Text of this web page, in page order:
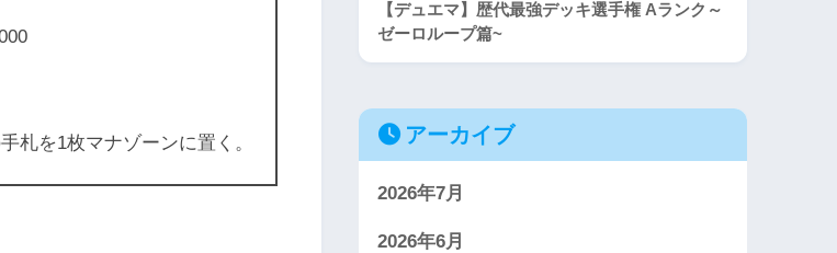
札を1枚マナゾーンに置く。
【デュエマ】歴代最強デッキ選手権 Aランク～
ゼーロループ篇~
アーカイブ
2026年7月
2026年6月